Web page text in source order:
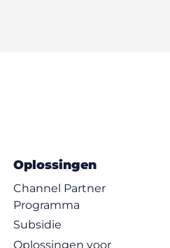
Oplossingen
Channel Partner
Programma
Subsidie
Oplossingen voor